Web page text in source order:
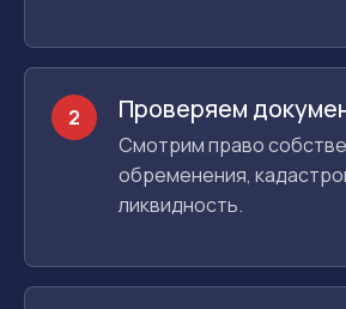
2 Проверяем
Смотрим право
обременения,
ликвидность.